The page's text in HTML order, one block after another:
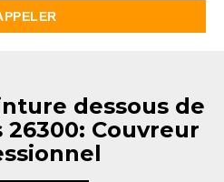
dessous de
Couvreur